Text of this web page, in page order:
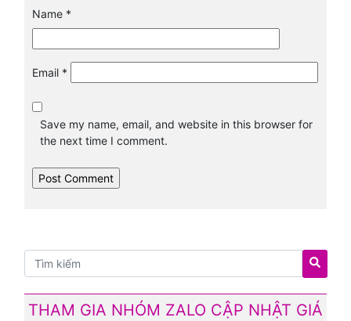
Name *
Email *
Save my name, email, and website in this browser for
the next time I comment.
THAM GIA NHÓM ZALO CẬP NHẬT GIÁ